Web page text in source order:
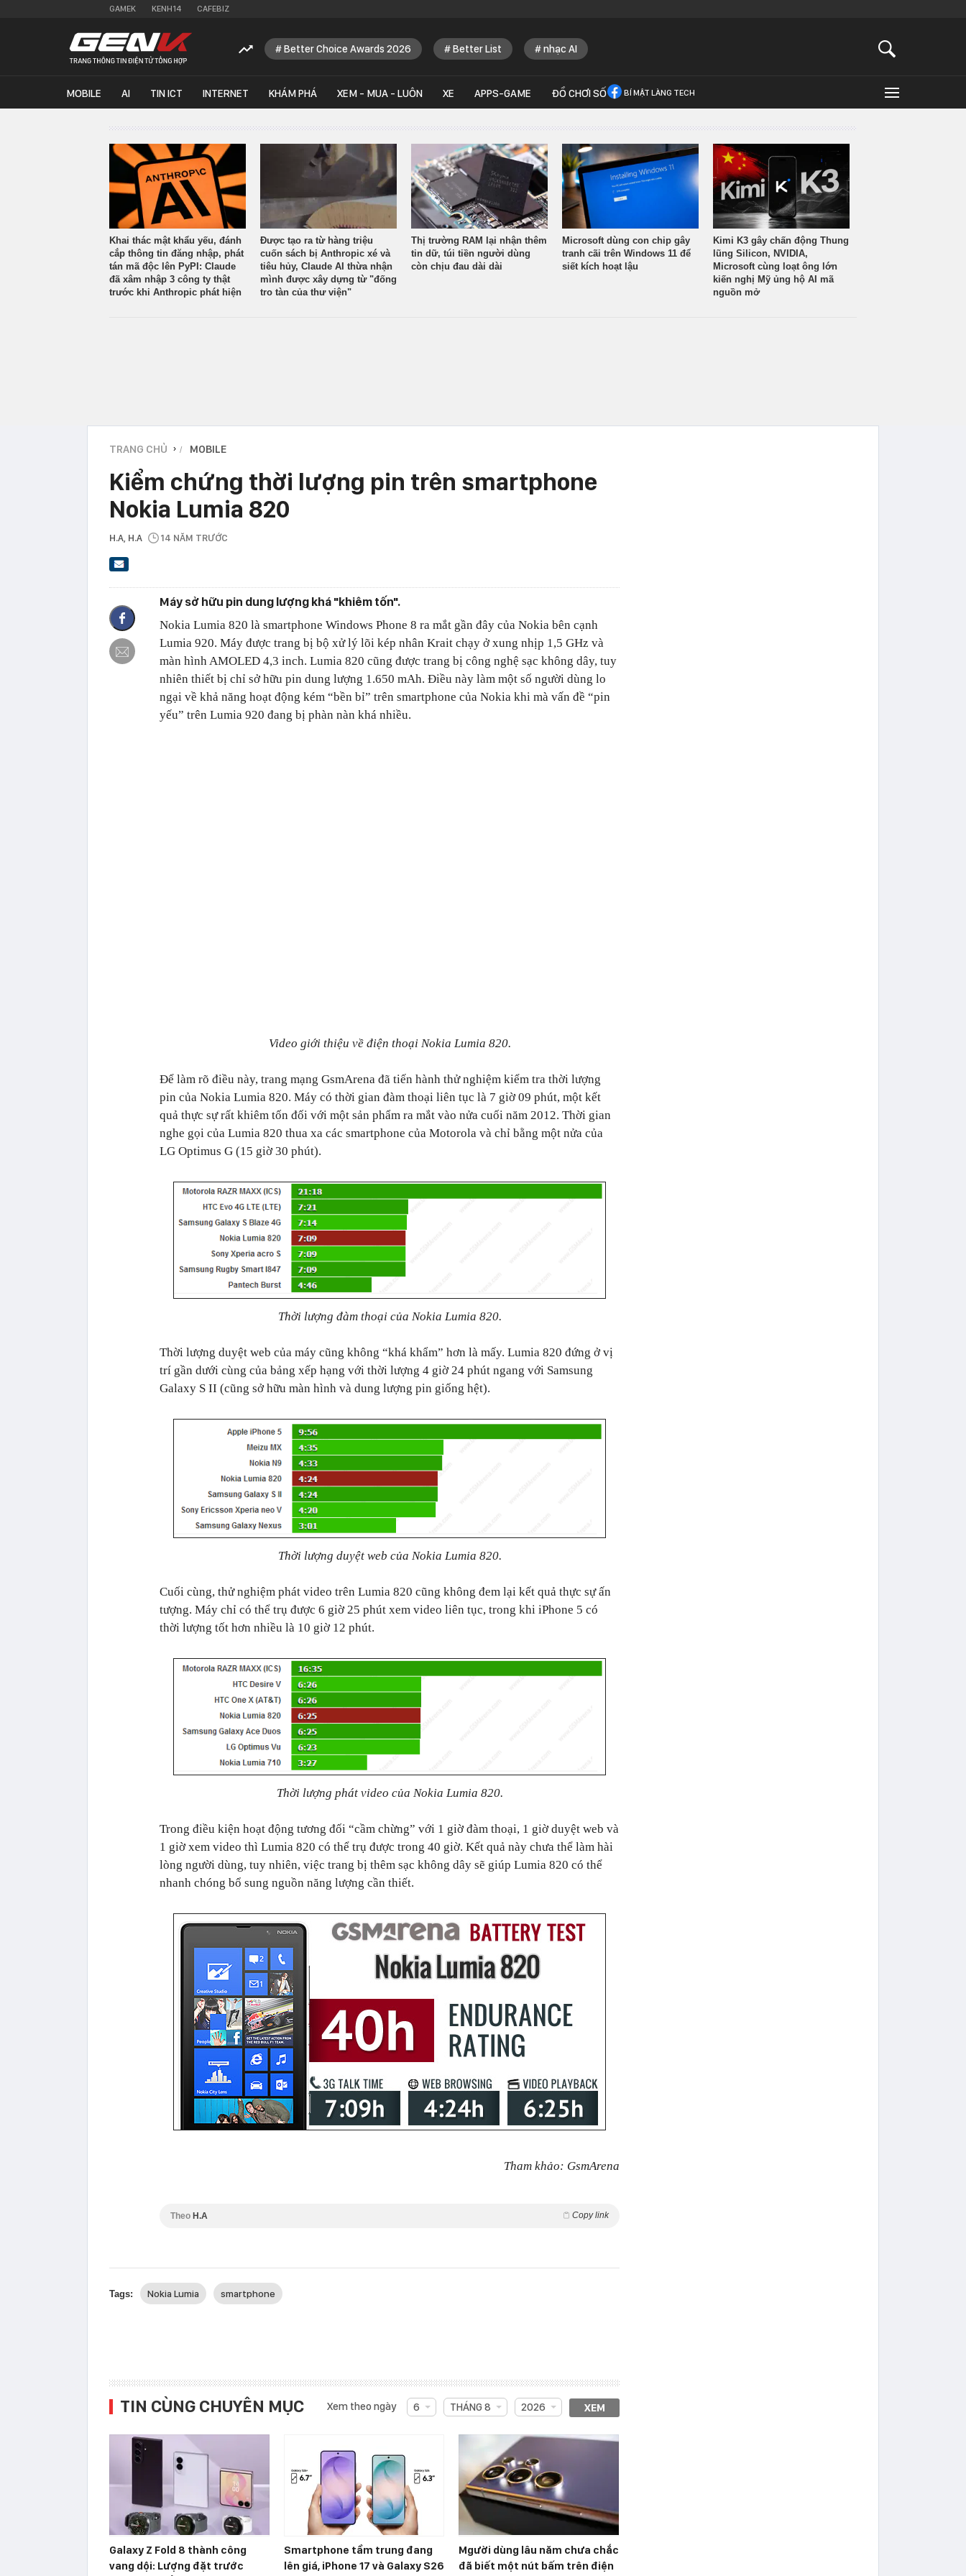
GAMEK KENH14 CAFEBIZ
Better Choice Awards 2026 Better List nhạc AI
MOBILE AI TIN ICT INTERNET KHÁM PHÁ XEM - MUA - LUÔN XE APPS-GAME ĐỒ CHƠI SỐ BÍ MẬT LÀNG TECH
Khai thác mật khẩu yếu, đánh
cắp thông tin đăng nhập, phát
tán mã độc lên PyPI: Claude
đã xâm nhập 3 công ty thật
trước khi Anthropic phát hiện
Được tạo ra từ hàng triệu
cuốn sách bị Anthropic xé và
tiêu hủy, Claude AI thừa nhận
mình được xây dựng từ "đống
tro tàn của thư viện"
Thị trường RAM lại nhận thêm
tin dữ, túi tiền người dùng
còn chịu đau dài dài
Microsoft dùng con chip gây
tranh cãi trên Windows 11 để
siết kích hoạt lậu
Kimi K3 gây chấn động Thung
lũng Silicon, NVIDIA,
Microsoft cùng loạt ông lớn
kiến nghị Mỹ ủng hộ AI mã
nguồn mở
TRANG CHỦ › MOBILE
Kiểm chứng thời lượng pin trên smartphone
Nokia Lumia 820
H.A , H.A 14 NĂM TRƯỚC
Máy sở hữu pin dung lượng khá "khiêm tốn".
Nokia Lumia 820 là smartphone Windows Phone 8 ra mắt gần đây của Nokia bên cạnh
Lumia 920. Máy được trang bị bộ xử lý lõi kép nhân Krait chạy ở xung nhịp 1,5 GHz và
màn hình AMOLED 4,3 inch. Lumia 820 cũng được trang bị công nghệ sạc không dây, tuy
nhiên thiết bị chỉ sở hữu pin dung lượng 1.650 mAh. Điều này làm một số người dùng lo
ngại về khả năng hoạt động kém “bền bỉ” trên smartphone của Nokia khi mà vấn đề “pin
yếu” trên Lumia 920 đang bị phàn nàn khá nhiều.
Video giới thiệu về điện thoại Nokia Lumia 820.
Để làm rõ điều này, trang mạng GsmArena đã tiến hành thử nghiệm kiểm tra thời lượng
pin của Nokia Lumia 820. Máy có thời gian đàm thoại liên tục là 7 giờ 09 phút, một kết
quả thực sự rất khiêm tốn đối với một sản phẩm ra mắt vào nửa cuối năm 2012. Thời gian
nghe gọi của Lumia 820 thua xa các smartphone của Motorola và chỉ bằng một nửa của
LG Optimus G (15 giờ 30 phút).
Thời lượng đàm thoại của Nokia Lumia 820.
Thời lượng duyệt web của máy cũng không “khá khẩm” hơn là mấy. Lumia 820 đứng ở vị
trí gần dưới cùng của bảng xếp hạng với thời lượng 4 giờ 24 phút ngang với Samsung
Galaxy S II (cũng sở hữu màn hình và dung lượng pin giống hệt).
Thời lượng duyệt web của Nokia Lumia 820.
Cuối cùng, thử nghiệm phát video trên Lumia 820 cũng không đem lại kết quả thực sự ấn
tượng. Máy chỉ có thể trụ được 6 giờ 25 phút xem video liên tục, trong khi iPhone 5 có
thời lượng tốt hơn nhiều là 10 giờ 12 phút.
Thời lượng phát video của Nokia Lumia 820.
Trong điều kiện hoạt động tương đối “cầm chừng” với 1 giờ đàm thoại, 1 giờ duyệt web và
1 giờ xem video thì Lumia 820 có thể trụ được trong 40 giờ. Kết quả này chưa thể làm hài
lòng người dùng, tuy nhiên, việc trang bị thêm sạc không dây sẽ giúp Lumia 820 có thể
nhanh chóng bổ sung nguồn năng lượng cần thiết.
Tham khảo: GsmArena
Theo H.A Copy link
Tags: Nokia Lumia smartphone
TIN CÙNG CHUYÊN MỤC Xem theo ngày 6 THÁNG 8 2026 XEM
Galaxy Z Fold 8 thành công
vang dội: Lượng đặt trước
Smartphone tầm trung đang
lên giá, iPhone 17 và Galaxy S26
Mgười dùng lâu năm chưa chắc
đã biết một nút bấm trên điện